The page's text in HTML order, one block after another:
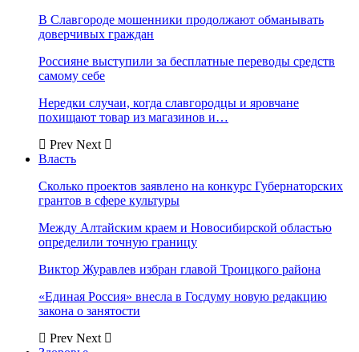
В Славгороде мошенники продолжают обманывать
доверчивых граждан
Россияне выступили за бесплатные переводы средств
самому себе
Нередки случаи, когда славгородцы и яровчане
похищают товар из магазинов и…
Prev Next
Власть
Сколько проектов заявлено на конкурс Губернаторских
грантов в сфере культуры
Между Алтайским краем и Новосибирской областью
определили точную границу
Виктор Журавлев избран главой Троицкого района
«Единая Россия» внесла в Госдуму новую редакцию
закона о занятости
Prev Next